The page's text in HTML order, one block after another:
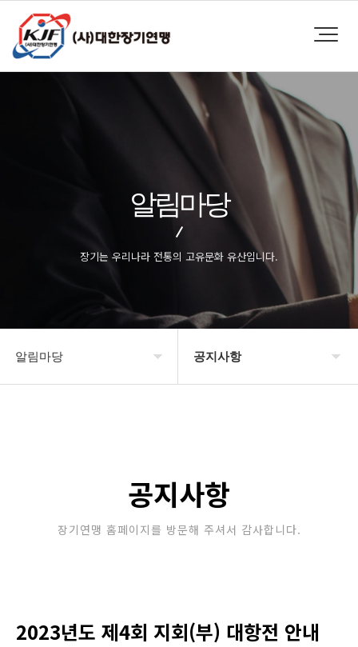
알림마당
장기는 우리나라 전통의 고유문화 유산입니다.
알림마당 공지사항
포토갤러리
공지사항
장기연맹 홈페이지를 방문해 주셔서 감사합니다.
2023년도 제4회 지회(부) 대항전 안내